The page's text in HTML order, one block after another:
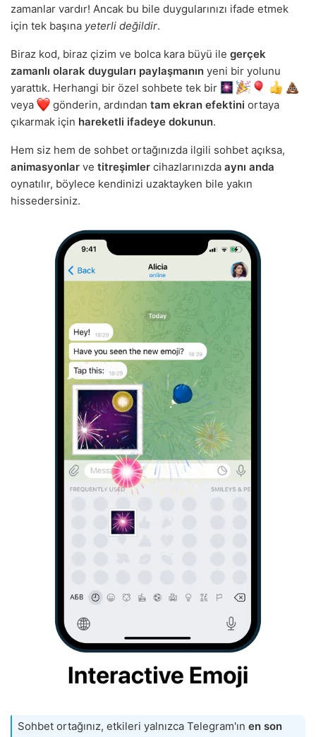
zamanlar vardır! Ancak bu bile duygularınızı ifade etmek
için tek başına yeterli değildir.
Biraz kod, biraz çizim ve bolca kara büyü ile gerçek
zamanlı olarak duyguları paylaşmanın yeni bir yolunu
yarattık. Herhangi bir özel sohbete tek bir
veya
gönderin, ardındantam ekran efektini ortaya
çıkarmak için hareketli ifadeye dokunun.
Hem siz hem de sohbet ortağınızda ilgili sohbet açıksa,
animasyonlar ve titreşimler cihazlarınızda aynı anda
oynatılır, böylece kendinizi uzaktayken bile yakın
hissedersiniz.
Sohbet ortağınız, etkileri yalnızca Telegram'ın en son